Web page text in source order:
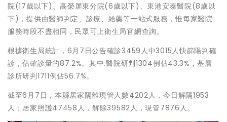
院(17歲以下)、高榮屏東分院(6歲以下)、東港安泰醫院(8歲以
下)，提供由醫師判定、診療、給藥等一站式服務，惟每家醫院
服務時段不盡相同，民眾可上衛生局官網查詢。
根據衛生局統計，6月7日公告確診3459人中3015人快篩陽判確
診，佔確診量的87.2%。其中.醫院研判1304例佔43.3%，基層
診所研判1711例佔56.7%。
截至6月7日，本縣居家隔離現管人數4202人，今日解隔1953
人；居家照護47458人，解除39582人，現管7876人。